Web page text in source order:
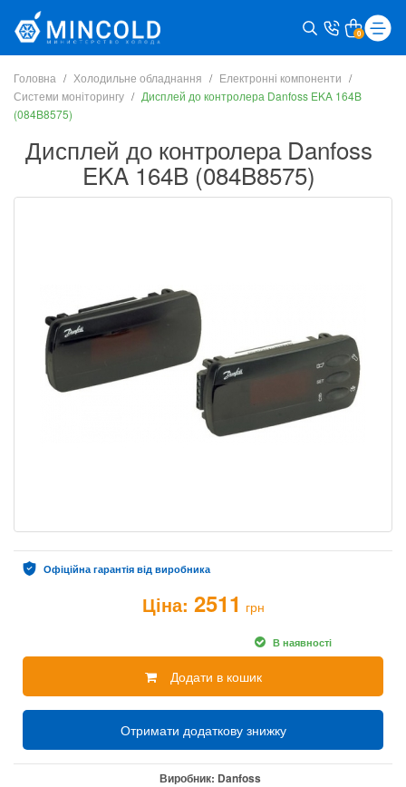
0
Головна Холодильне обладнання
Електронні компоненти
Системи моніторингу
Дисплей до контролера Danfoss EKA 164B
(084B8575)
Дисплей до контролера Danfoss
EKA 164B (084B8575)
Офіційна гарантія від виробника
Ціна: 2511 грн
В наявності
Додати в кошик
Отримати додаткову знижку
Виробник: Danfoss